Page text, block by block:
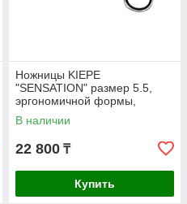
Ножницы KIEPE
"SENSATION" размер 5.5,
эргономичной формы,
скошенные ручки, винт
"VARIO-CLICK"
В наличии
22 800 ₸
Купить